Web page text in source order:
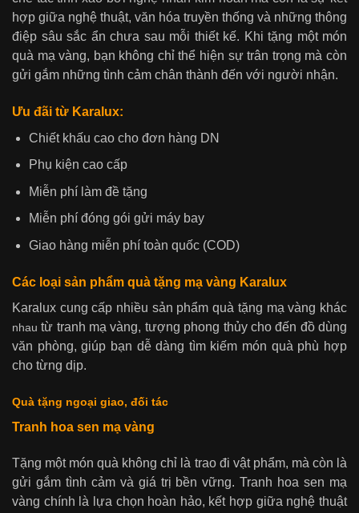
hợp giữa nghệ thuật, văn hóa truyền thống và những thông
điệp sâu sắc ẩn chưa sau mỗi thiết kế. Khi tặng một món
quà mạ vàng, bạn không chỉ thể hiện sự trân trọng mà còn
gửi gắm những tình cảm chân thành đến với người nhận.
Ưu đãi từ Karalux:
Chiết khấu cao cho đơn hàng DN
Phụ kiện cao cấp
Miễn phí làm đề tặng
Miễn phí đóng gói gửi máy bay
Giao hàng miễn phí toàn quốc (COD)
Các loại sản phẩm quà tặng mạ vàng Karalux
Karalux cung cấp nhiều sản phẩm quà tặng mạ vàng khác
nhau từ tranh mạ vàng, tượng phong thủy cho đến đồ dùng
văn phòng, giúp bạn dễ dàng tìm kiếm món quà phù hợp
cho từng dịp.
Quà tặng ngoại giao, đối tác
Tranh hoa sen mạ vàng
Tặng một món quà không chỉ là trao đi vật phẩm, mà còn là
gửi gắm tình cảm và giá trị bền vững. Tranh hoa sen mạ
vàng chính là lựa chọn hoàn hảo, kết hợp giữa nghệ thuật